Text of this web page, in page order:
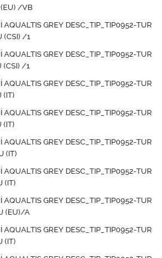
(EU) /VB
AQUALTIS GREY DESC_TIP_TIP0952-TUR
(CSI) /1
AQUALTIS GREY DESC_TIP_TIP0952-TUR
(CSI) /1
AQUALTIS GREY DESC_TIP_TIP0952-TUR
(IT)
AQUALTIS GREY DESC_TIP_TIP0952-TUR
(IT)
AQUALTIS GREY DESC_TIP_TIP0952-TUR
(IT)
AQUALTIS GREY DESC_TIP_TIP0952-TUR
(IT)
AQUALTIS GREY DESC_TIP_TIP0952-TUR
(EU)/A
AQUALTIS GREY DESC_TIP_TIP0952-TUR
(IT)